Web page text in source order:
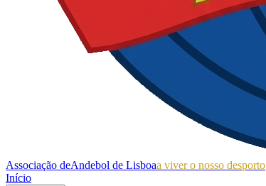
Associação deAndebol de Lisboaa viver o nosso desporto
Início